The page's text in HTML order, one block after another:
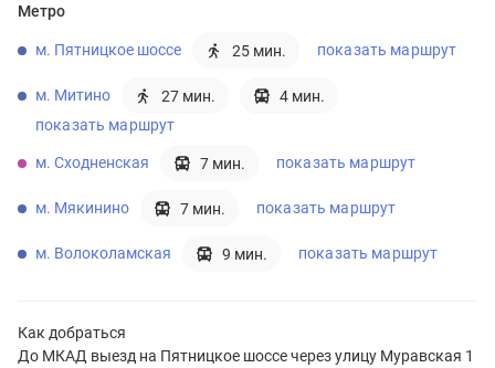
Метро
м. Пятницкое шоссе 25 мин. показать маршрут
м. Митино 27 мин.
4 мин.
показать маршрут
м. Сходненская 7 мин. показать маршрут
м. Мякинино 7 мин. показать маршрут
м. Волоколамская 9 мин. показать маршрут
Как добраться
До МКАД выезд на Пятницкое шоссе через улицу Муравская 1